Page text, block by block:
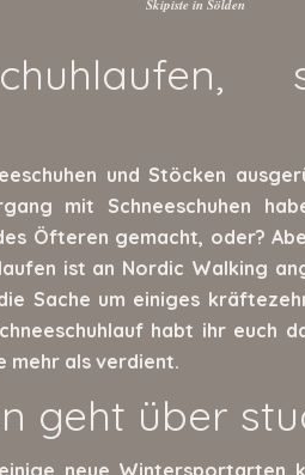
Skipiste in Sölden
und Stöcken
mit Schneeschuhen
Öfteren gemacht, oder?
ist an Nordic Walking
Sache um einiges
habt ihr euch
mehr als verdient.
geht über
neue Wintersportarten